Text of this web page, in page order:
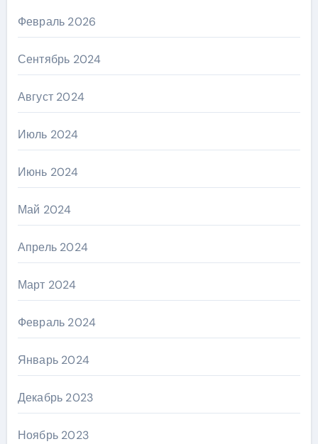
Февраль 2026
Сентябрь 2024
Август 2024
Июль 2024
Июнь 2024
Май 2024
Апрель 2024
Март 2024
Февраль 2024
Январь 2024
Декабрь 2023
Ноябрь 2023